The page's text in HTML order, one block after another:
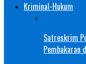
Kriminal-Hukum
Satreskrim
Pembakaran